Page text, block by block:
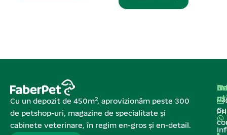
Cu un depozit de 450m², aprovizionăm peste 300
de petshop-uri, magazine de specialitate și
cabinete veterinare, în regim en-gros și en-detail.